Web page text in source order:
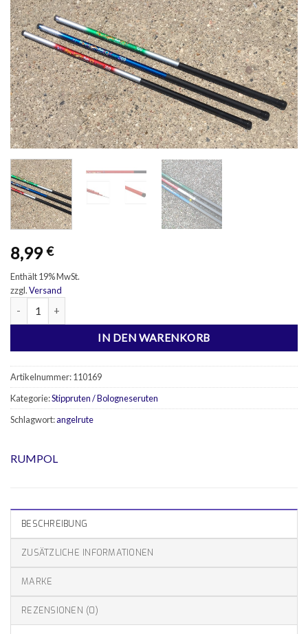
8,99€
Enthält 19% MwSt.
zzgl.Versand
IN DEN WARENKORB
Artikelnummer:110169
Kategorie:Stippruten / Bologneseruten
Schlagwort:angelrute
RUMPOL
BESCHREIBUNG
ZUSÄTZLICHE INFORMATIONEN
MARKE
REZENSIONEN (0)